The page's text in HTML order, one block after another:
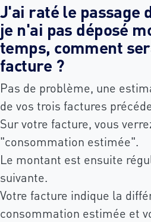
J'ai raté le passage
je n'ai pas déposé
temps, comment
facture ?
Pas de problème, une
de vos trois factures
Sur votre facture, vous
"consommation estimée".
Le montant est ensuite
suivante.
Votre facture indique la
consommation estimée et